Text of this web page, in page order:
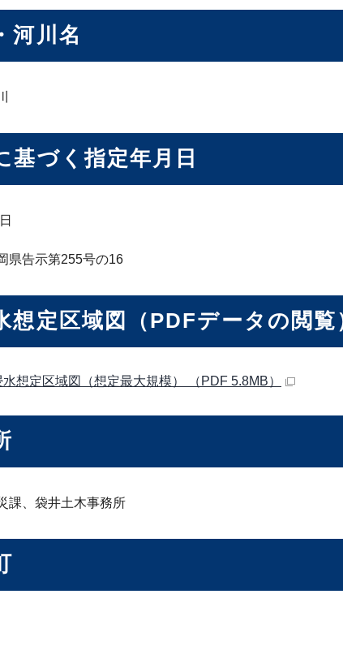
河川名
基づく指定年月日
告示第255号の16
想定区域図（PDFデータの閲覧
想定区域図（想定最大規模） （PDF 5.8MB）
課、袋井土木事務所